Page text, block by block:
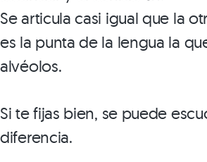
Se articula casi igual que la
es la punta de la lengua la
alvéolos.
Si te fijas bien, se puede
diferencia.